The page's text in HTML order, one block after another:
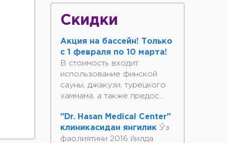
Скидки
Акция на бассейн! Только
с 1 февраля по 10 марта!
В стоимость входит
использование финской
сауны, джакузи, турецкого
хаммама, а также предос...
"Dr. Hasan Medical Center"
клиникасидан янгилик Ўз
фаолиятини 2016 йилда